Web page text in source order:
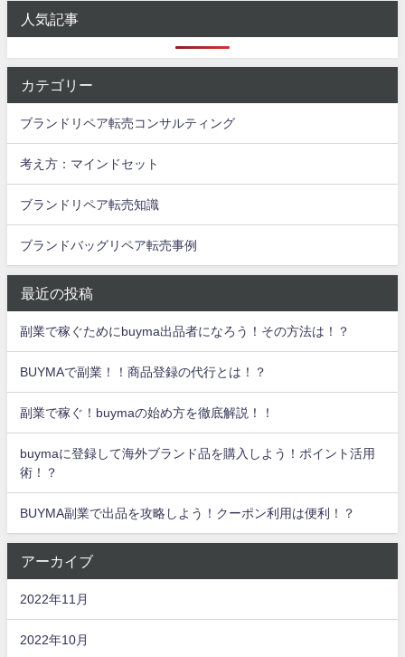
人気記事
カテゴリー
ブランドリペア転売コンサルティング
考え方：マインドセット
ブランドリペア転売知識
ブランドバッグリペア転売事例
最近の投稿
副業で稼ぐためにbuyma出品者になろう！その方法は！？
BUYMAで副業！！商品登録の代行とは！？
副業で稼ぐ！buymaの始め方を徹底解説！！
buymaに登録して海外ブランド品を購入しよう！ポイント活用
術！？
BUYMA副業で出品を攻略しよう！クーポン利用は便利！？
アーカイブ
2022年11月
2022年10月